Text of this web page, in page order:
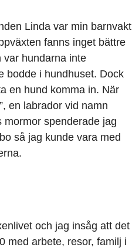
Linda var min barnvakt
fanns inget bättre
var hundarna inte
bodde i hundhuset. Dock
en hund komma in. När
en labrador vid namn
spenderade jag
så jag kunde vara med
och jag insåg att det
med arbete, resor, familj i